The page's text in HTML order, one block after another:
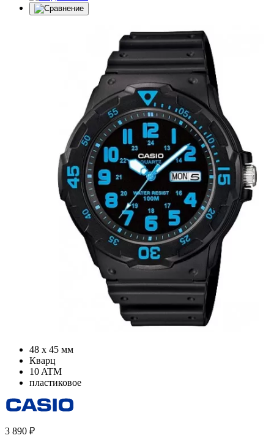
48 х 45 мм
Кварц
10 ATM
пластиковое
3 890 ₽